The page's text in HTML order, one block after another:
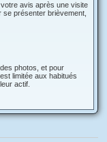
avis après une visite
présenter brièvement,
photos, et pour
limitée aux habitués
actif.